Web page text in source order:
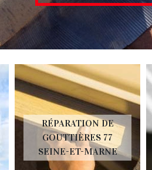
RÉPARATION DE
GOUTTIÈRES 77
SEINE-ET-MARNE